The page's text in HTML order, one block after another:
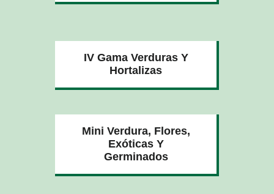
IV Gama Verduras Y
Hortalizas
Mini Verdura, Flores,
Exóticas Y
Germinados